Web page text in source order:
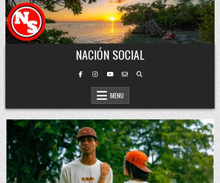
Skip to content
NACIÓN SOCIAL
MENU